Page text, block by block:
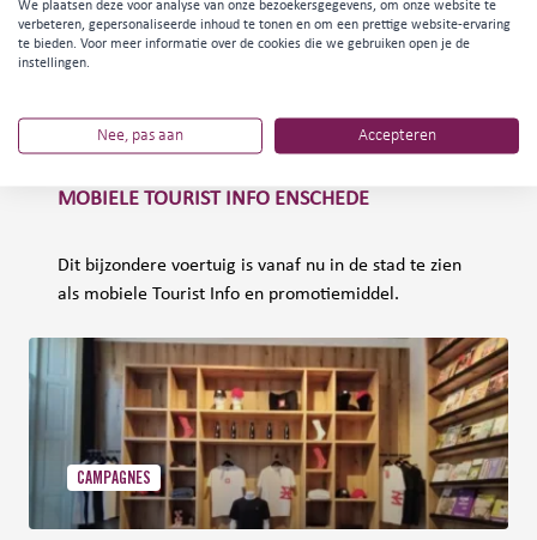
MOBIELE TOURIST INFO ENSCHEDE
Dit bijzondere voertuig is vanaf nu in de stad te zien
als mobiele Tourist Info en promotiemiddel.
CAMPAGNES
We plaatsen deze voor analyse van onze bezoekersgegevens, om onze website te
verbeteren, gepersonaliseerde inhoud te tonen en om een prettige website-ervaring
te bieden. Voor meer informatie over de cookies die we gebruiken open je de
instellingen.
Nee, pas aan Accepteren